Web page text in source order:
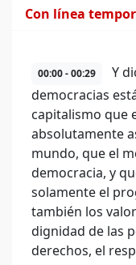
Con línea
00:00 - 00:29
Y
democracias
capitalismo que
absolutamente
mundo, que el
democracia, y
solamente el
también los
dignidad de las
derechos, el